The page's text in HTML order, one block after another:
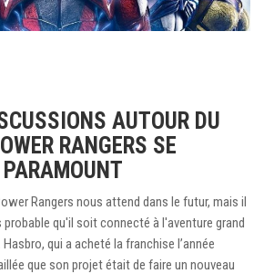
AUTOUR DU
RANGERS SE
Rangers nous attend dans le futur, mais il
qu'il soit connecté à l'aventure grand
qui a acheté la franchise l’année
que son projet était de faire un nouveau